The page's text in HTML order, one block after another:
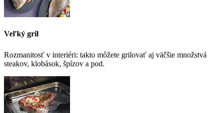
Veľký gril
Rozmanitosť v interiéri: takto môžete grilovať aj väčšie množstvá
steakov, klobások, špízov a pod.